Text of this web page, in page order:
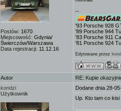
Postów: 1670
Miejscowość: Gdynia/
Świerczów/Warszawa
Data rejestracji: 11.12.16
--
'93 Porsche 928
'89 Porsche 944
'83 Porsche 911
'81 Porsche 924
Edytowane przez
Autor
RE: Kupie
kondzi
Użytkownik
Dodane dnia 28-
Up. Kto tam co